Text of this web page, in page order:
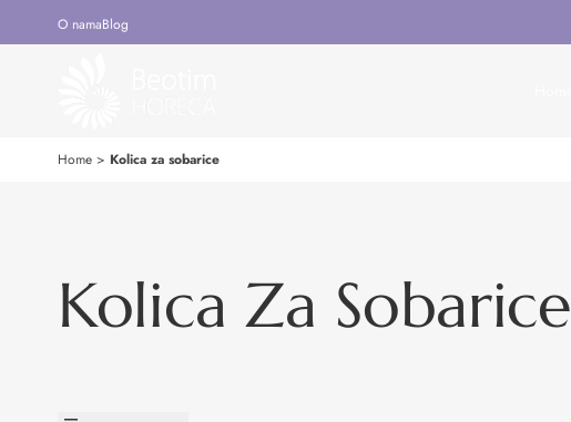
O namaBlog
Home > Kolica za sobarice
Kolica Za Sobarice